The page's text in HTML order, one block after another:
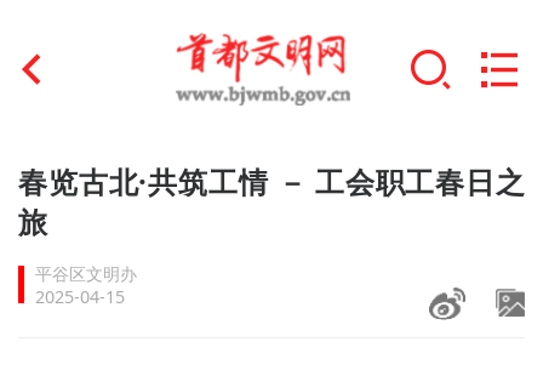
首页
文明创建
文明实践
春览古北·共筑工情 － 工会职工春日之
旅
平谷区文明办
2025-04-15